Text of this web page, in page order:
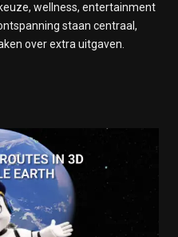
wellness, entertainment
staan centraal,
over extra uitgaven.